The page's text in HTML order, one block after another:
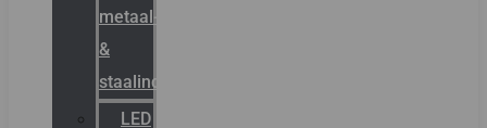
metaal-
&
staalindustrie
LED